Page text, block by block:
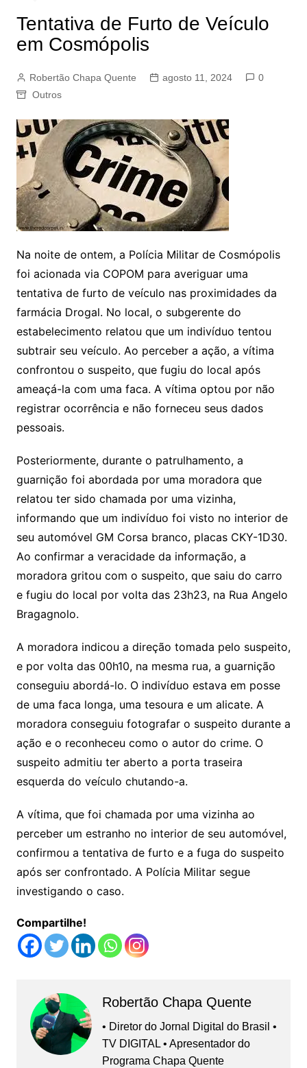
Tentativa de Furto de Veículo
em Cosmópolis
Robertão Chapa Quente agosto 11, 2024
0
Outros
Na noite de ontem, a Polícia Militar de Cosmópolis
foi acionada via COPOM para averiguar uma
tentativa de furto de veículo nas proximidades da
farmácia Drogal. No local, o subgerente do
estabelecimento relatou que um indivíduo tentou
subtrair seu veículo. Ao perceber a ação, a vítima
confrontou o suspeito, que fugiu do local após
ameaçá-la com uma faca. A vítima optou por não
registrar ocorrência e não forneceu seus dados
pessoais.
Posteriormente, durante o patrulhamento, a
guarnição foi abordada por uma moradora que
relatou ter sido chamada por uma vizinha,
informando que um indivíduo foi visto no interior de
seu automóvel GM Corsa branco, placas CKY-1D30.
Ao confirmar a veracidade da informação, a
moradora gritou com o suspeito, que saiu do carro
e fugiu do local por volta das 23h23, na Rua Angelo
Bragagnolo.
A moradora indicou a direção tomada pelo suspeito,
e por volta das 00h10, na mesma rua, a guarnição
conseguiu abordá-lo. O indivíduo estava em posse
de uma faca longa, uma tesoura e um alicate. A
moradora conseguiu fotografar o suspeito durante a
ação e o reconheceu como o autor do crime. O
suspeito admitiu ter aberto a porta traseira
esquerda do veículo chutando-a.
A vítima, que foi chamada por uma vizinha ao
perceber um estranho no interior de seu automóvel,
confirmou a tentativa de furto e a fuga do suspeito
após ser confrontado. A Polícia Militar segue
investigando o caso.
Compartilhe!
Robertão Chapa Quente
• Diretor do Jornal Digital do Brasil •
TV DIGITAL • Apresentador do
Programa Chapa Quente